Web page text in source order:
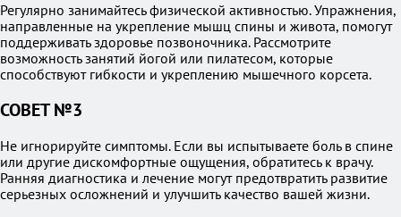
Регулярно занимайтесь физической активностью. Упражнения,
направленные на укрепление мышц спины и живота, помогут
поддерживать здоровье позвоночника. Рассмотрите
возможность занятий йогой или пилатесом, которые
способствуют гибкости и укреплению мышечного корсета.
СОВЕТ №3
Не игнорируйте симптомы. Если вы испытываете боль в спине
или другие дискомфортные ощущения, обратитесь к врачу.
Ранняя диагностика и лечение могут предотвратить развитие
серьезных осложнений и улучшить качество вашей жизни.